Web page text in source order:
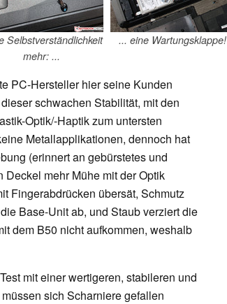
Selbstverständlichkeit
mehr: ...
... eine Wartungsklappe!
PC-Hersteller hier seine Kunden
schwachen Stabilität, mit den
Optik/-Haptik zum untersten
Metallapplikationen, dennoch hat
(erinnert an gebürstetes und
mehr Mühe mit der Optik
Fingerabdrücken übersät, Schmutz
Base-Unit ab, und Staub verziert die
dem B50 nicht aufkommen, weshalb
mit einer wertigeren, stabileren und
sich Scharniere gefallen